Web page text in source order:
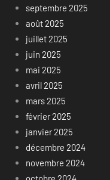
septembre 2025
août 2025
juillet 2025
juin 2025
mai 2025
avril 2025
mars 2025
février 2025
janvier 2025
décembre 2024
novembre 2024